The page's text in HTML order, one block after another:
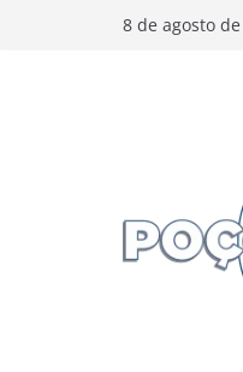
8 de agosto